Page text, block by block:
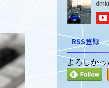
RSS登録
よろしかっ